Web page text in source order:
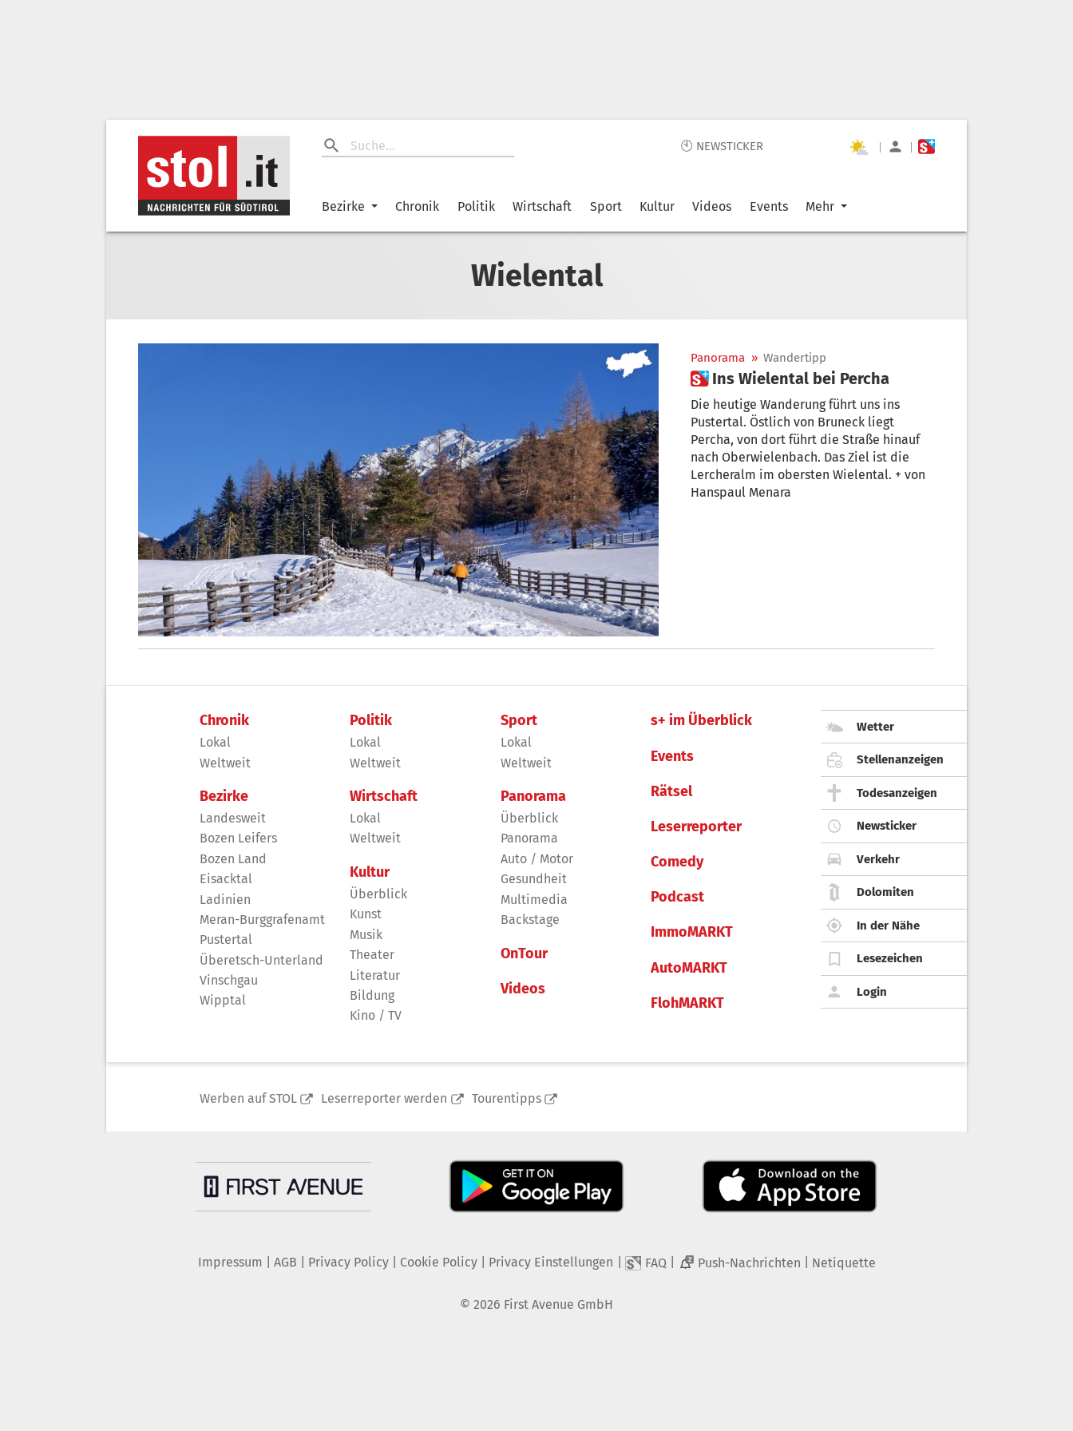
🕙 NEWSTICKER | |
Bezirke Chronik Politik Wirtschaft Sport Kultur Videos Events Mehr
Wielental
Panorama » Wandertipp
 Ins Wielental bei Percha
Die heutige Wanderung führt uns ins
Pustertal. Östlich von Bruneck liegt
Percha, von dort führt die Straße hinauf
nach Oberwielenbach. Das Ziel ist die
Lercheralm im obersten Wielental. + von
Hanspaul Menara
Chronik
Lokal
Weltweit
Bezirke
Landesweit
Bozen Leifers
Bozen Land
Eisacktal
Ladinien
Meran-Burggrafenamt
Pustertal
Überetsch-Unterland
Vinschgau
Wipptal
Politik
Lokal
Weltweit
Wirtschaft
Lokal
Weltweit
Kultur
Überblick
Kunst
Musik
Theater
Literatur
Bildung
Kino / TV
Sport
Lokal
Weltweit
Panorama
Überblick
Panorama
Auto / Motor
Gesundheit
Multimedia
Backstage
OnTour
Videos
s+ im Überblick
Events
Rätsel
Leserreporter
Comedy
Podcast
ImmoMARKT
AutoMARKT
FlohMARKT
Wetter
Stellenanzeigen
Todesanzeigen
Newsticker
Verkehr
Dolomiten
In der Nähe
Lesezeichen
Login
Werben auf STOL Leserreporter werden Tourentipps
Impressum AGB Privacy Policy| Cookie Policy| Privacy Einstellungen FAQ 2 Push-Nachrichten Netiquette
© 2026 First Avenue GmbH